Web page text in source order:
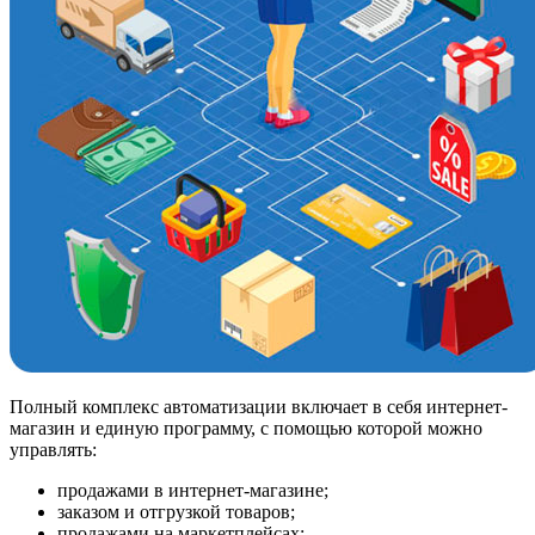
Полный комплекс автоматизации включает в себя интернет-
магазин и единую программу, с помощью которой можно
управлять:
продажами в интернет-магазине;
заказом и отгрузкой товаров;